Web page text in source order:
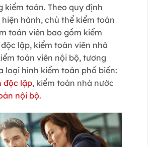
kiểm toán. Theo quy định
hành, chủ thể kiểm toán
toán viên bao gồm kiểm
lập, kiểm toán viên nhà
toán viên nội bộ, tương
loại hình kiểm toán phổ biến:
độc lập, kiểm toán nhà nước
nội bộ.